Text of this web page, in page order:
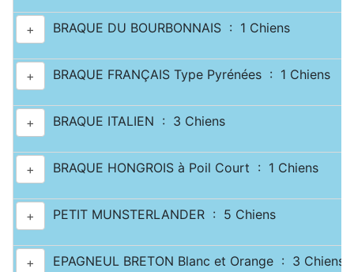
+ BRAQUE DU BOURBONNAIS : 1 Chiens
+ BRAQUE FRANÇAIS Type Pyrénées : 1 Chiens
+ BRAQUE ITALIEN : 3 Chiens
+ BRAQUE HONGROIS à Poil Court : 1 Chiens
+ PETIT MUNSTERLANDER : 5 Chiens
+ EPAGNEUL BRETON Blanc et Orange : 3 Chiens